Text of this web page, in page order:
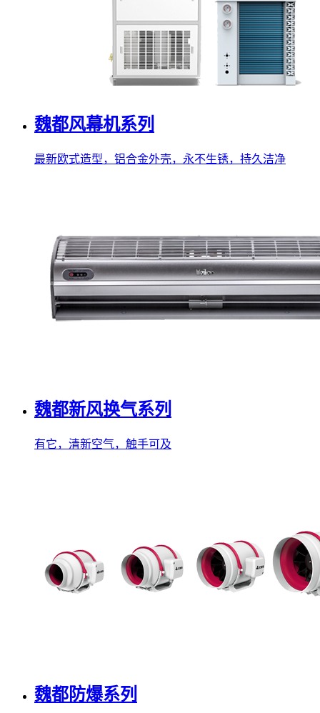
魏都风幕机系列
最新欧式造型，铝合金外壳，永不生锈，持久洁净
魏都新风换气系列
有它，清新空气，触手可及
魏都防爆系列